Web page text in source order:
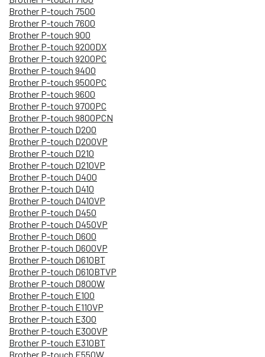
Brother P-touch 7500
Brother P-touch 7600
Brother P-touch 900
Brother P-touch 9200DX
Brother P-touch 9200PC
Brother P-touch 9400
Brother P-touch 9500PC
Brother P-touch 9600
Brother P-touch 9700PC
Brother P-touch 9800PCN
Brother P-touch D200
Brother P-touch D200VP
Brother P-touch D210
Brother P-touch D210VP
Brother P-touch D400
Brother P-touch D410
Brother P-touch D410VP
Brother P-touch D450
Brother P-touch D450VP
Brother P-touch D600
Brother P-touch D600VP
Brother P-touch D610BT
Brother P-touch D610BTVP
Brother P-touch D800W
Brother P-touch E100
Brother P-touch E110VP
Brother P-touch E300
Brother P-touch E300VP
Brother P-touch E310BT
Brother P-touch E550W